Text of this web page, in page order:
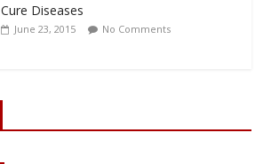
Cure Diseases
June 23, 2015 No Comments